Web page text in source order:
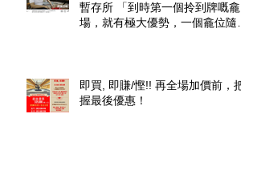
暫存所 「到時第一個拎到牌嘅龕
場，就有極大優勢，一個龕位隨時
即買, 即賺/慳!! 再全場加價前，把
握最後優惠！